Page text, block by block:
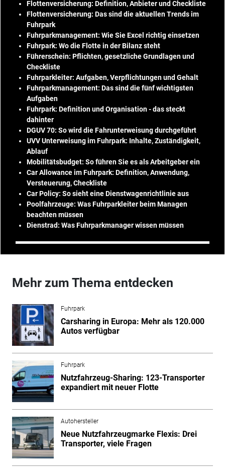
Flottenversicherung: Definition, Anbieter und Checkliste
Flottenversicherung: Das sind die aktuellen Trends im
Fuhrpark
Fuhrparkmanagement: Wie Sie Excel richtig einsetzen
Fuhrpark: Wo die Flotte in der Bilanz steht
Führerschein: Pflichten, gesetzliche Grundlagen und
Checkliste
Fuhrparkleiter: Aufgaben, Verpflichtungen und Gehalt
Fuhrparkmanagement: Das sind die fünf wichtigsten
Aufgaben
Fuhrpark: Definition und Organisation - das steckt
dahinter
DGUV 70: So wird die Fahrunterweisung durchgeführt
UVV Unterweisung im Fuhrpark: Inhalte, Zuständigkeit,
Ablauf
Mobilitätsbudget: So führen Sie es als Arbeitgeber ein
Car Allowance im Fuhrpark: Definition, Anwendung,
Versteuerung, Checkliste
Car Policy: So sieht eine Dienstwagenrichtlinie aus
Poolfahrzeuge: Was Fuhrparkleiter beim Managen
beachten müssen
Dienstrad: Was Fuhrparkmanager wissen müssen
Mehr zum Thema entdecken
Fuhrpark
Carsharing in Europa: Mehr als 120.000
Autos verfügbar
Fuhrpark
Nutzfahrzeug-Sharing: 123-Transporter
expandiert mit neuer Flotte
Autohersteller
Neue Nutzfahrzeugmarke Flexis: Drei
Transporter, viele Fragen